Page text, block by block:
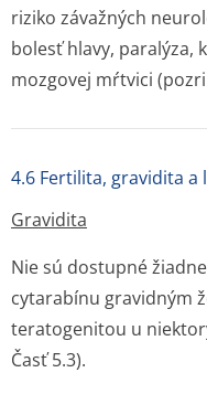
riziko závažných
bolesť hlavy, paralýza,
mozgovej mŕtvici (pozri
4.6 Fertilita, gravidita a
Gravidita
Nie sú dostupné
cytarabínu gravidným
teratogenitou u
Časť 5.3).